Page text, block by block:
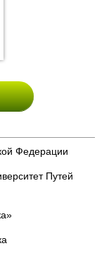
Федерации
Путей